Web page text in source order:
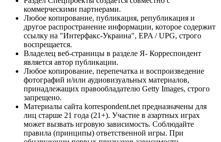
коммерческими партнерами.
Любое копирование, публикация, републикация и
другое распространение информации, которое содержит
ссылку на "Интерфакс-Украина", EPA / UPG, строго
воспрещается.
Владелец веб-страницы в разделе Я- Корреспондент
является автор публикации.
Любое копирование, перепечатка и воспроизведение
фотографий и/или аудиовизуальных материалов,
принадлежащих правообладателю Getty Images, строго
запрещено.
Материалы сайта korrespondent.net предназначены для
лиц старше 21 года (21+). Участие в азартных играх
может вызвать игровую зависимость. Соблюдайте
правила (принципы) ответственной игры. При